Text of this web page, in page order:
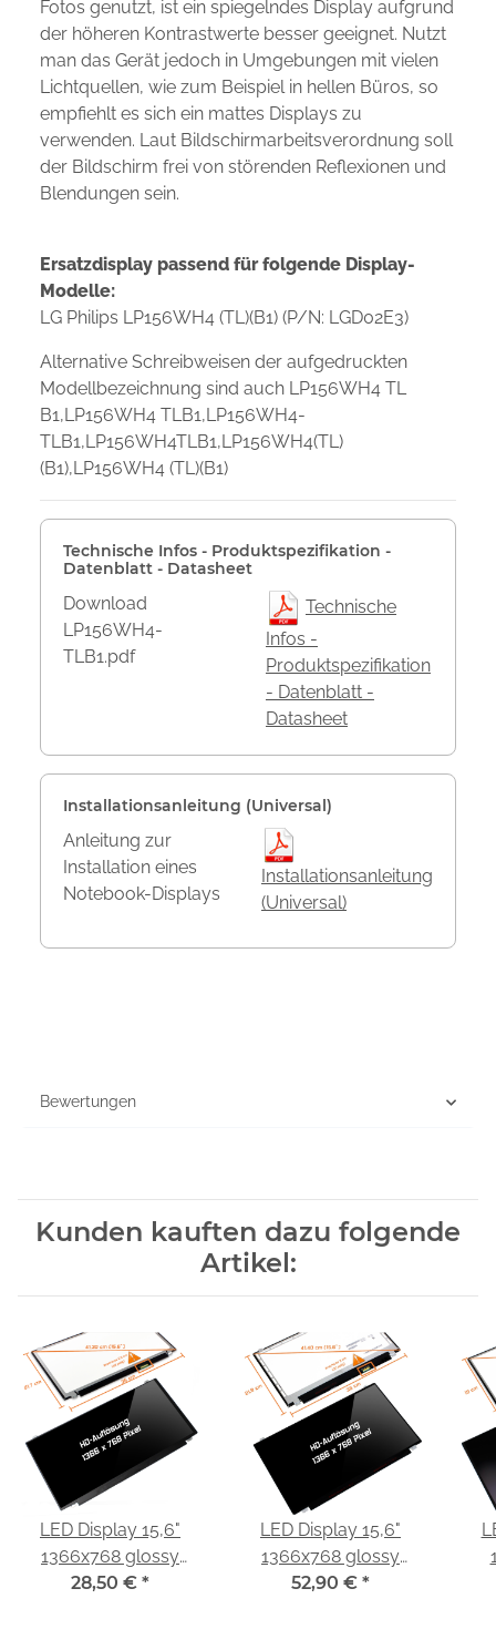
Fotos genutzt, ist ein spiegelndes Display aufgrund
der höheren Kontrastwerte besser geeignet. Nutzt
man das Gerät jedoch in Umgebungen mit vielen
Lichtquellen, wie zum Beispiel in hellen Büros, so
empfiehlt es sich ein mattes Displays zu
verwenden. Laut Bildschirmarbeitsverordnung soll
der Bildschirm frei von störenden Reflexionen und
Blendungen sein.
Ersatzdisplay passend für folgende Display-
Modelle:
LG Philips LP156WH4 (TL)(B1) (P/N: LGD02E3)
Alternative Schreibweisen der aufgedruckten
Modellbezeichnung sind auch LP156WH4 TL
B1,LP156WH4 TLB1,LP156WH4-
TLB1,LP156WH4TLB1,LP156WH4(TL)
(B1),LP156WH4 (TL)(B1)
Technische Infos - Produktspezifikation -
Datenblatt - Datasheet
Download
LP156WH4-
TLB1.pdf
Technische
Infos -
Produktspezifikation
- Datenblatt -
Datasheet
Installationsanleitung (Universal)
Anleitung zur
Installation eines
Notebook-Displays
Installationsanleitung
(Universal)
Bewertungen
Kunden kauften dazu folgende
Artikel:
LED Display 15,6"
1366x768 glossy
passend für LG
28,50 € *
LED Display 15,6"
1366x768 glossy
passend für Innolux
52,90 € *